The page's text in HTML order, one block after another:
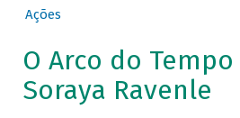
Ações
O Arco do
Soraya Ravenle